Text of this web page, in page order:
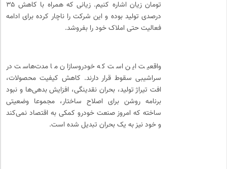
تومان زیان اشاره کنیم. زیانی که همراه با کاهش ۳۵
درصدی تولید بوده و این شرکت را ناچار کرده برای ادامه
فعالیت حتی املاک خود را بفروشد.
واقعیت این است که خودروسازان ما مدت‌هاست در
سراشیبی سقوط قرار دارند. کاهش کیفیت محصولات،
افت تیراژ تولید، بحران نقدینگی، افزایش بدهی‌ها و نبود
برنامه روشن برای اصلاح ساختار، مجموعا وضعیتی
ساخته که امروز صنعت خودرو کمکی به اقتصاد نمی‌کند
و خود نیز به یک بحران تبدیل شده است.